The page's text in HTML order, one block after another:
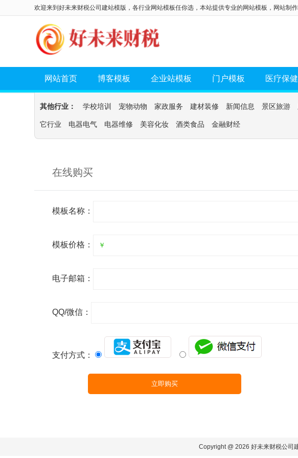
欢迎来到好未来财税公司建站模版，各行业网站模板任你选，本站提供专业的 网站模板 ， 网站制
网站首页 博客模板 企业站模板 门户模板 医疗保健
其他行业： 学校培训 宠物动物 家政服务 建材装修 新闻信息 景区旅游
它行业 电器电气 电器维修 美容化妆 酒类食品 金融财经
在线购买
模板名称：
模板价格：
电子邮箱：
QQ/微信：
支付方式：
Copyright @ 2026 好未来财税公